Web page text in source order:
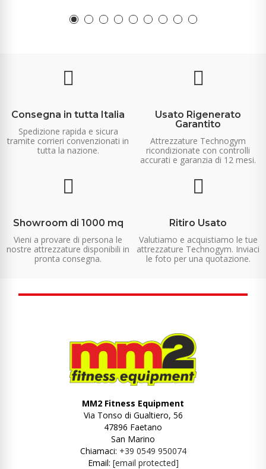
Consegna in tutta Italia
Spedizione rapida e sicura
tramite corrieri convenzionati in
tutta la nazione.
Usato Rigenerato
Garantito
Attrezzature Technogym
ricondizionate con controlli
accurati e garanzia di 12 mesi.
Showroom di 1000 mq
Vieni a provare di persona le
nostre attrezzature disponibili in
pronta consegna.
Ritiro Usato
Valutiamo e acquistiamo le tue
attrezzature Technogym. Inviaci
le foto per una quotazione.
MM2 Fitness Equipment
Via Tonso di Gualtiero, 56
47896 Faetano
San Marino
Chiamaci: +39 0549 950074
Email: [email protected]